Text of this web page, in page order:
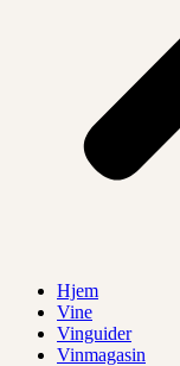
Hjem
Vine
Vinguider
Vinmagasin